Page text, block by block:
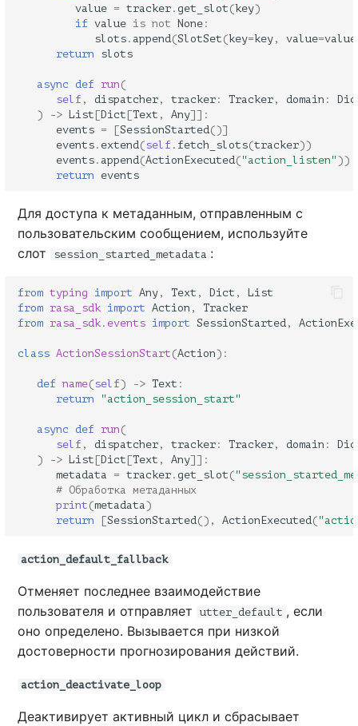
value = tracker . get_slot (key)
if
value is not None :
slots . append (SlotSet (key=key , value=value
return
slots
async def run (
self , dispatcher , tracker : Tracker , domain :
)
-> List [Dict [Text , Any]]:
events = [SessionStarted ()]
events . extend ( self . fetch_slots(tracker))
events . append (ActionExecuted ( "action_listen"))
return
events
Для доступа к метаданным, отправленным с
пользовательским сообщением, используйте
слот
session_started_metadata :
from typing import Any , Text , Dict ,
List
from rasa_sdk import Action ,
Tracker
from rasa_sdk.events import SessionStarted ,
class ActionSessionStart (Action):
def name( self) -> Text :
return
"action_session_start"
async def run (
self , dispatcher , tracker : Tracker , domain :
)
-> List [Dict [Text , Any]]:
metadata
= tracker . get_slot (
# Обработка метаданных
print (metadata )
return
[SessionStarted (), ActionExecuted (
action_default_fallback
Отменяет последнее взаимодействие
пользователя и отправляет
utter_default , если
оно определено. Вызывается при низкой
достоверности прогнозирования действий.
action_deactivate_loop
Деактивирует активный цикл и сбрасывает